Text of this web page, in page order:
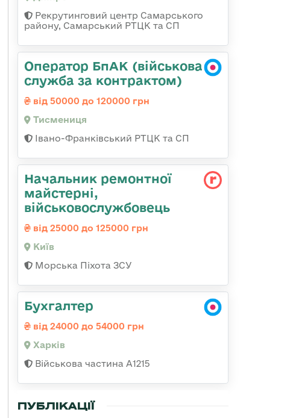
Рекрутинговий центр Самарського
району, Самарський РТЦК та СП
Оператор БпАК (військова
служба за контрактом)
від 50000 до 120000 грн
Тисмениця
Івано-Франківський РТЦК та СП
Начальник ремонтної
майстерні,
військовослужбовець
від 25000 до 125000 грн
Київ
Морська Піхота ЗСУ
Бухгалтер
від 24000 до 54000 грн
Харків
Військова частина А1215
ПУБЛІКАЦІЇ